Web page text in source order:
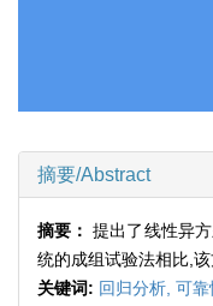
摘要/Abstract
摘要：提出了线性异
统的成组试验法相比,
关键词: 回归分析, 可靠